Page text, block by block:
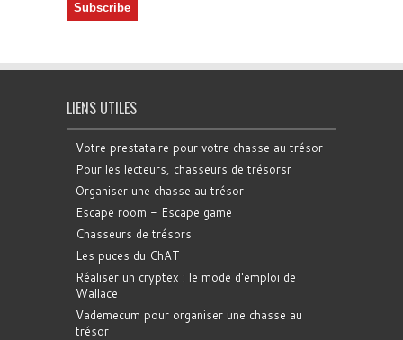
LIENS UTILES
Votre prestataire pour votre chasse au trésor
Pour les lecteurs, chasseurs de trésorsr
Organiser une chasse au trésor
Escape room - Escape game
Chasseurs de trésors
Les puces du ChAT
Réaliser un cryptex : le mode d'emploi de
Wallace
Vademecum pour organiser une chasse au
trésor